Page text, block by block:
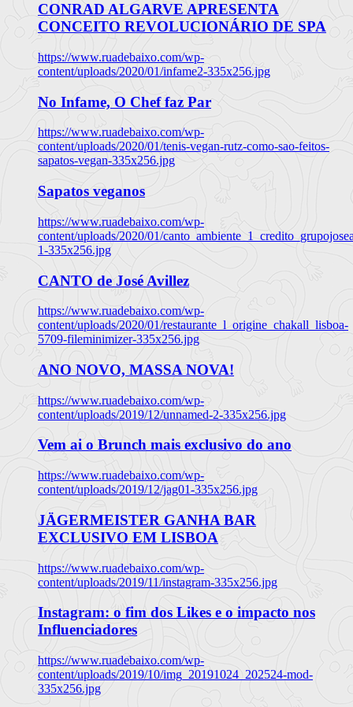
CONRAD ALGARVE APRESENTA
CONCEITO REVOLUCIONÁRIO DE SPA
https://www.ruadebaixo.com/wp-
content/uploads/2020/01/infame2-335x256.jpg
No Infame, O Chef faz Par
https://www.ruadebaixo.com/wp-
content/uploads/2020/01/tenis-vegan-rutz-como-sao-feitos-
sapatos-vegan-335x256.jpg
Sapatos veganos
https://www.ruadebaixo.com/wp-
content/uploads/2020/01/
1-335x256.jpg
CANTO de José Avillez
https://www.ruadebaixo.com/wp-
content/uploads/2020/01/restaurante_l_origine_chakall_lisboa-
5709-fileminimizer-335x256.jpg
ANO NOVO, MASSA NOVA!
https://www.ruadebaixo.com/wp-
content/uploads/2019/12/unnamed-2-335x256.jpg
Vem ai o Brunch mais exclusivo do ano
https://www.ruadebaixo.com/wp-
content/uploads/2019/12/jag01-335x256.jpg
JÄGERMEISTER GANHA BAR
EXCLUSIVO EM LISBOA
https://www.ruadebaixo.com/wp-
content/uploads/2019/11/instagram-335x256.jpg
Instagram: o fim dos Likes e o impacto nos
Influenciadores
https://www.ruadebaixo.com/wp-
content/uploads/2019/10/img_20191024_202524-mod-
335x256.jpg